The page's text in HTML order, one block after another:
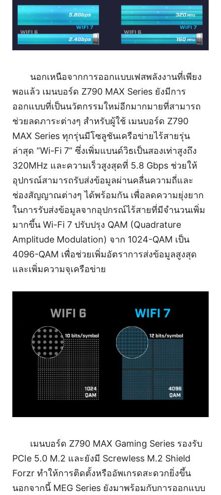
นอกเหนือจากการออกแบบเฟสพลังงานที่เพียง
พอแล้ว เมนบอร์ด Z790 MAX Series ยังมีการ
ออกแบบที่เป็นนวัตกรรมใหม่อีกมากมายที่สามารถ
ช่วยลดภาระต่างๆ สำหรับผู้ใช้ เมนบอร์ด Z790
MAX Series ทุกรุ่นมีโซลูชันเครือข่ายไร้สายรุ่น
ล่าสุด “Wi-Fi 7” ซึ่งเพิ่มแบนด์วิธเป็นสองเท่าสูงถึง
320MHz และความเร็วสูงสุดที่ 5.8 Gbps ช่วยให้
อุปกรณ์สามารถรับส่งข้อมูลผ่านคลื่นความถี่และ
ช่องสัญญาณต่างๆ ได้พร้อมกัน เพื่อลดความยุ่งยาก
ในการรับส่งข้อมูลจากอุปกรณ์ไร้สายที่มีจำนวนเพิ่ม
มากขึ้น Wi-Fi 7 ปรับปรุง QAM (Quadrature
Amplitude Modulation) จาก 1024-QAM เป็น
4096-QAM เพื่อช่วยเพิ่มอัตราการส่งข้อมูลสูงสุด
และเพิ่มความจุเครือข่าย
เมนบอร์ด Z790 MAX Gaming Series รองรับ
PCIe 5.0 M.2 และยังมี Screwless M.2 Shield
Forzr ทำให้การติดตั้งหรืออัพเกรดสะดวกยิ่งขึ้น
นอกจากนี้ MEG Series ยังมาพร้อมกับการออกแบบ